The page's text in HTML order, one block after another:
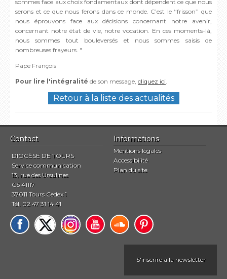
sommes face aux choix fondamentaux dont dépendent ce que nous
serons et ce que nous ferons dans ce monde. C’est le ‘‘frisson’’ que
nous éprouvons face aux décisions concernant notre avenir,
concernant notre état de vie, notre vocation. En ces moments-là,
nous sommes tout bouleversés et nous sommes saisis de
nombreuses frayeurs. "
Pape François
Pour lire l'intégralité de son message, cliquez ici.
Retour à la liste des actualités
Contact
DIOCÈSE DE TOURS
Service communication
13, rue des Ursulines
CS 41117
37011 Tours Cedex 1
Tél. 02 47 31 14 41
Informations
Mentions légales
Accessibilité
Plan du site
S'inscrire à la newsletter